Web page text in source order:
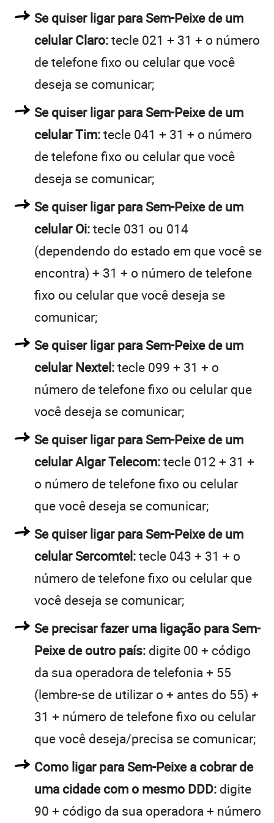
Se quiser ligar para Sem-Peixe de um
celular Claro:tecle 021 + 31 + o número
de telefone fixo ou celular que você
deseja se comunicar;
Se quiser ligar para Sem-Peixe de um
celular Tim:tecle 041 + 31 + o número
de telefone fixo ou celular que você
deseja se comunicar;
Se quiser ligar para Sem-Peixe de um
celular Oi:tecle 031 ou 014
(dependendo do estado em que você se
encontra) + 31 + o número de telefone
fixo ou celular que você deseja se
comunicar;
Se quiser ligar para Sem-Peixe de um
celular Nextel:tecle 099 + 31 + o
número de telefone fixo ou celular que
você deseja se comunicar;
Se quiser ligar para Sem-Peixe de um
celular Algar Telecom:tecle 012 + 31 +
o número de telefone fixo ou celular
que você deseja se comunicar;
Se quiser ligar para Sem-Peixe de um
celular Sercomtel:tecle 043 + 31 + o
número de telefone fixo ou celular que
você deseja se comunicar;
Se precisar fazer uma ligação para Sem-
Peixe de outro país: digite 00 + código
da sua operadora de telefonia + 55
(lembre-se de utilizar o + antes do 55) +
31 + número de telefone fixo ou celular
que você deseja/precisa se comunicar;
Como ligar para Sem-Peixe a cobrar de
uma cidade com o mesmo DDD: digite
90 + código da sua operadora + número